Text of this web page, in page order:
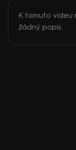
K tomuto videu
žádný popis.